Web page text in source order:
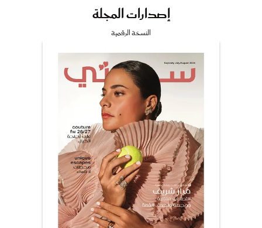
إصدارات المجلة
النسخة الرقمية
عروس سيدتي